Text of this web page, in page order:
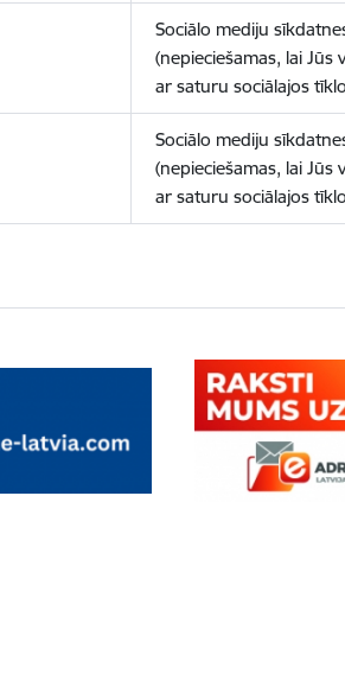
Sociālo mediju
(nepieciešamas, lai Jūs
ar saturu sociālajos
Sociālo mediju
(nepieciešamas, lai Jūs
ar saturu sociālajos